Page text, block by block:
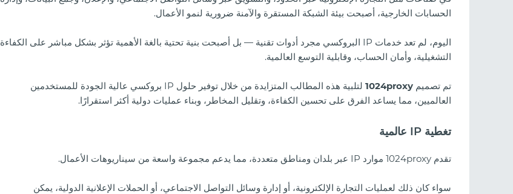
الحسابات الخارجية، أصبحت بيئة الشبكة المستقرة والآمنة ضرورية لنمو الأعمال.
اليوم، لم تعد خدمات IP البروكسي مجرد أدوات تقنية — بل أصبحت بنية تحتية بالغة الأهمية تؤثر بشكل مباشر على الكفاءة
التشغيلية، وأمان الحساب، وقابلية التوسع العالمية.
تم تصميم 1024proxy
لتلبية هذه المطالب المتزايدة من خلال توفير حلول IP بروكسي عالية الجودة للمستخدمين
العالميين، مما يساعد الفرق على تحسين الكفاءة، وتقليل المخاطر، وبناء عمليات دولية أكثر استقرارًا.
تغطية IP عالمية
تقدم 1024proxy موارد IP عبر بلدان ومناطق متعددة، مما يدعم مجموعة واسعة من سيناريوهات الأعمال.
سواء كان ذلك لعمليات التجارة الإلكترونية، أو إدارة وسائل التواصل الاجتماعي، أو الحملات الإعلانية الدولية، يمكن